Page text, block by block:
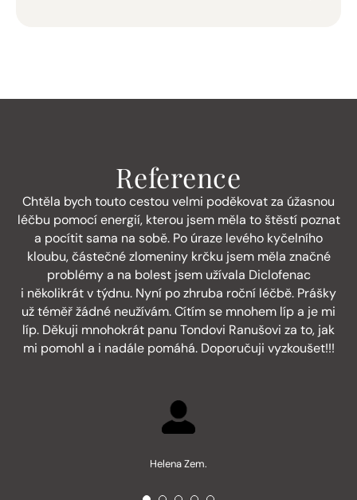
Reference
Chtěla bych touto cestou velmi poděkovat za úžasnou
léčbu pomocí energií, kterou jsem měla to štěstí poznat
a pocítit sama na sobě. Po úraze levého kyčelního
kloubu, částečné zlomeniny krčku jsem měla značné
problémy a na bolest jsem užívala Diclofenac
i několikrát v týdnu. Nyní po zhruba roční léčbě. Prášky
už téměř žádné neužívám. Cítím se mnohem líp a je mi
líp. Děkuji mnohokrát panu Tondovi Ranušovi za to, jak
mi pomohl a i nadále pomáhá. Doporučuji vyzkoušet!!!
Helena Zem.